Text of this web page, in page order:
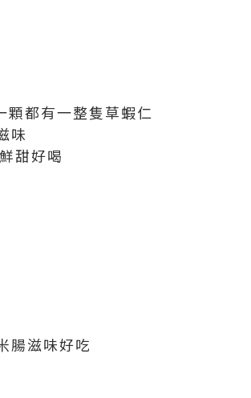
顆都有一整隻草蝦仁
味
甜好喝
腸滋味好吃